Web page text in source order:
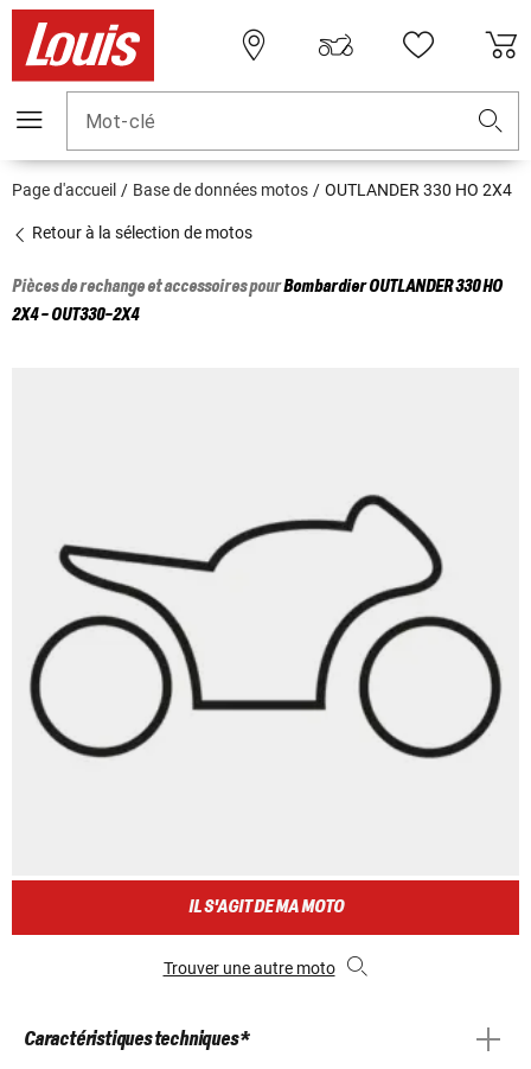
Mot-clé
Page d'accueil Base de données motos OUTLANDER 330 HO 2X4
Retour à la sélection de motos
Pièces de rechange et accessoires pourBombardierOUTLANDER 330 HO
2X4 - OUT330-2X4
IL S'AGIT DE MA MOTO
Trouver une autre moto
Caractéristiques techniques *